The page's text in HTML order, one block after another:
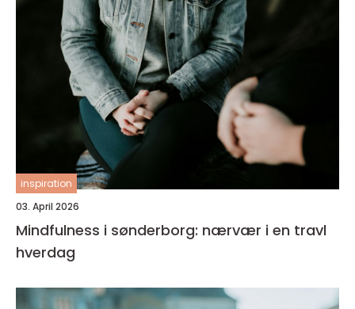
inspiration
03. April 2026
Mindfulness i sønderborg: nærvær i en travl
hverdag